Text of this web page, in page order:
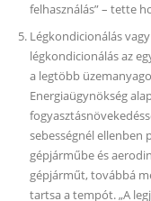
felhasználás” – tette
Légkondicionálás
légkondicionálás az
a legtöbb
Energiaügynökség
sebességnél ellenben
gépjárműbe és
gépjárműt, továbbá
tartsa a tempót. „A